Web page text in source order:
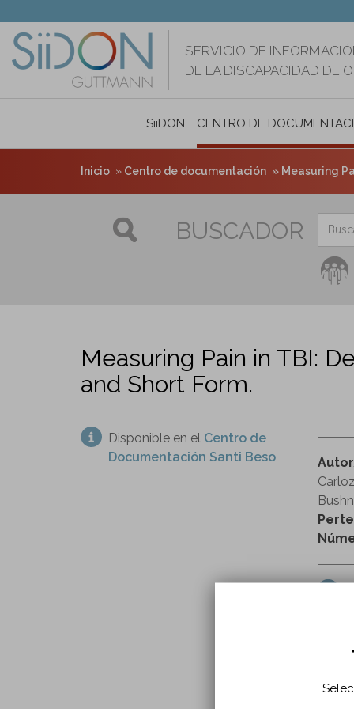
contenido
principal
SERVICIO DE
DE LA DISCAPACIDAD DE
SiiDON CENTRO DE
Inicio Centro de documentación Measuring
BUSCADOR
Measuring Pain in TBI:
and Short Form.
Disponible en el Centro de
Documentación Santi Beso